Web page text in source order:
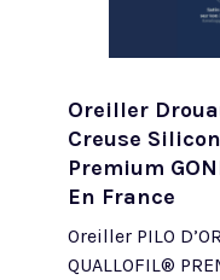
Oreiller
Creuse
Premium
En France
Oreiller PILO
QUALLOFIL®